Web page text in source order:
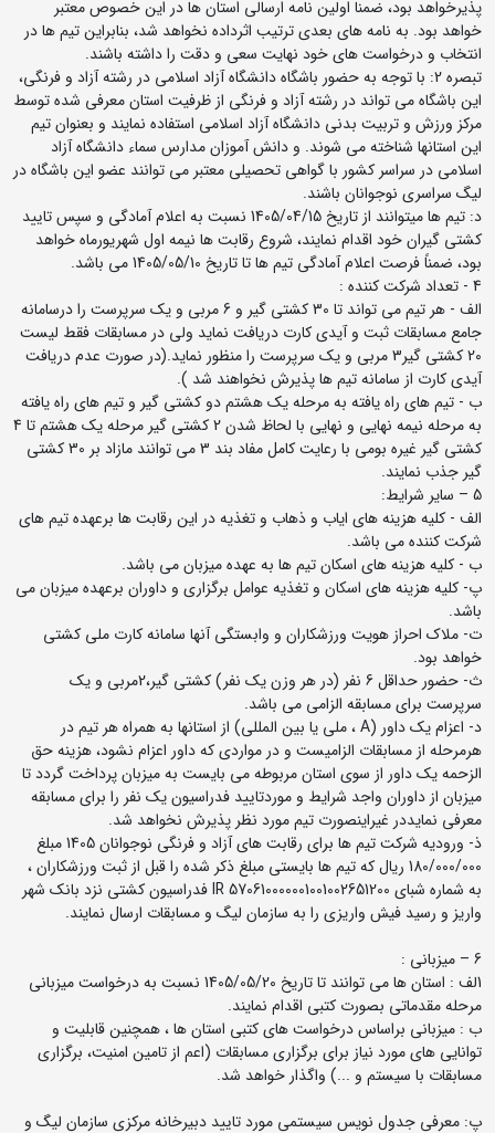
پذیرخواهد بود، ضمنا اولین نامه ارسالی استان ها در این خصوص معتبر
خواهد بود. به نامه های بعدی ترتیب اثرداده نخواهد شد، بنابراین تیم ها در
انتخاب و درخواست های خود نهایت سعی و دقت را داشته باشند.
تبصره 2: با توجه به حضور باشگاه دانشگاه آزاد اسلامی در رشته آزاد و فرنگی،
این باشگاه می تواند در رشته آزاد و فرنگی از ظرفیت استان معرفی شده توسط
مرکز ورزش و تربیت بدنی دانشگاه آزاد اسلامی استفاده نمایند و بعنوان تیم
این استانها شناخته می شوند. و دانش آموزان مدارس سماء دانشگاه آزاد
اسلامی در سراسر کشور با گواهی تحصیلی معتبر می توانند عضو این باشگاه در
لیگ سراسری نوجوانان باشند.
د: تیم ها میتوانند از تاریخ 1405/04/15 نسبت به اعلام آمادگی و سپس تایید
کشتی گیران خود اقدام نمایند، شروع رقابت ها نیمه اول شهریورماه خواهد
بود، ضمناً فرصت اعلام آمادگی تیم ها تا تاریخ 1405/05/10 می باشد.
4 - تعداد شرکت کننده :
الف - هر تیم می تواند تا 30 کشتی گیر و 6 مربی و یک سرپرست را درسامانه
جامع مسابقات ثبت و آیدی کارت دریافت نماید ولی در مسابقات فقط لیست
20 کشتی گیر3 مربی و یک سرپرست را منظور نماید.(در صورت عدم دریافت
آیدی کارت از سامانه تیم ها پذیرش نخواهند شد ).
ب - تیم های راه یافته به مرحله یک هشتم دو کشتی گیر و تیم های راه یافته
به مرحله نیمه نهایی و نهایی با لحاظ شدن 2 کشتی گیر مرحله یک هشتم تا 4
کشتی گیر غیره بومی با رعایت کامل مفاد بند 3 می توانند مازاد بر 30 کشتی
گیر جذب نمایند.
5 – سایر شرایط:
الف - کلیه هزینه های ایاب و ذهاب و تغذیه در این رقابت ها برعهده تیم های
شرکت کننده می باشد.
ب - کلیه هزینه های اسکان تیم ها به عهده میزبان می باشد.
پ- کلیه هزینه های اسکان و تغذیه عوامل برگزاری و داوران برعهده میزبان می
باشد.
ت- ملاک احراز هویت ورزشکاران و وابستگی آنها سامانه کارت ملی کشتی
خواهد بود.
ث- حضور حداقل 6 نفر (در هر وزن یک نفر) کشتی گیر،2مربی و یک
سرپرست برای مسابقه الزامی می باشد.
د- اعزام یک داور (A ، ملی یا بین المللی) از استانها به همراه هر تیم در
هرمرحله از مسابقات الزامیست و در مواردی که داور اعزام نشود، هزینه حق
الزحمه یک داور از سوی استان مربوطه می بایست به میزبان پرداخت گردد تا
میزبان از داوران واجد شرایط و موردتایید فدراسیون یک نفر را برای مسابقه
معرفی نمایددر غیراینصورت تیم مورد نظر پذیرش نخواهد شد.
ذ- ورودیه شرکت تیم ها برای رقابت های آزاد و فرنگی نوجوانان 1405 مبلغ
180/000/000 ریال که تیم ها بایستی مبلغ ذکر شده را قبل از ثبت ورزشکاران ،
به شماره شبای IR 570610000001001002651200 فدراسیون کشتی نزد بانک شهر
واریز و رسید فیش واریزی را به سازمان لیگ و مسابقات ارسال نمایند.
6 – میزبانی :
1لف : استان ها می توانند تا تاریخ 1405/05/20 نسبت به درخواست میزبانی
مرحله مقدماتی بصورت کتبی اقدام نمایند.
ب : میزبانی براساس درخواست های کتبی استان ها ، همچنین قابلیت و
توانایی های مورد نیاز برای برگزاری مسابقات (اعم از تامین امنیت، برگزاری
مسابقات با سیستم و ...) واگذار خواهد شد.
پ: معرفی جدول نویس سیستمی مورد تایید دبیرخانه مرکزی سازمان لیگ و